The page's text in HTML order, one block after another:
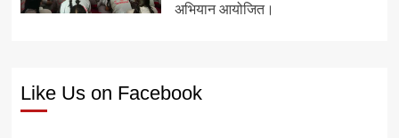
अभियान आयोजित।
Like Us on Facebook